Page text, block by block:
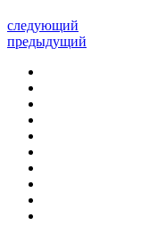
следующий
предыдущий